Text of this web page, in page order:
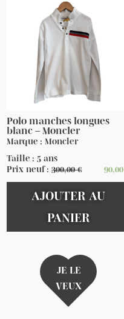
Polo manches longues
blanc – Moncler
Marque : Moncler
Taille : 5 ans
Prix neuf :300,00€ 90,00
AJOUTER AU
PANIER
JE LE
VEUX